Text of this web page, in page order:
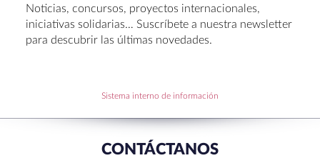
Hábitos saludables: 8 consejos prácticos para
disfrutar la Navidad.
RECENT COMMENTS
Noticias, concursos, proyectos internacionales,
iniciativas solidarias… Suscríbete a nuestra newsletter
para descubrir las últimas novedades.
Sistema interno de información
CONTÁCTANOS